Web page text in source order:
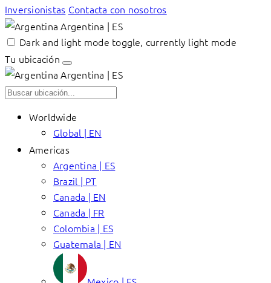
Inversionistas Contacta con nosotros
Argentina | ES
Dark and light mode toggle, currently light mode
Tu ubicación
Argentina | ES
Worldwide
Global | EN
Americas
Argentina | ES
Brazil | PT
Canada | EN
Canada | FR
Colombia | ES
Guatemala | EN